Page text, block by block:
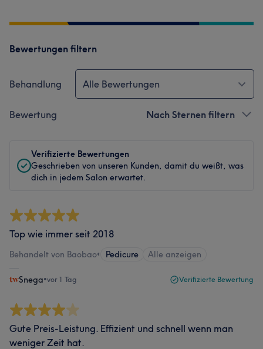
Bewertungen filtern
Behandlung Alle Bewertungen
Bewertung Nach Sternen filtern
Verifizierte Bewertungen
Geschrieben von unseren Kunden, damit du weißt, was
dich in jedem Salon erwartet.
Top wie immer seit 2018
Behandelt von Baobao• Pedicure Alle anzeigen
Snega•vor 1 Tag Verifizierte Bewertung
Gute Preis-Leistung. Effizient und schnell wenn man
weniger Zeit hat.